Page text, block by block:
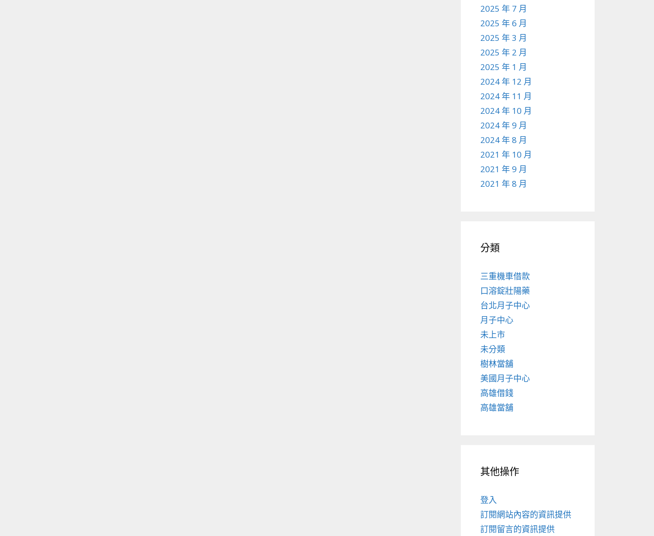
2025 年 7 月
2025 年 6 月
2025 年 3 月
2025 年 2 月
2025 年 1 月
2024 年 12 月
2024 年 11 月
2024 年 10 月
2024 年 9 月
2024 年 8 月
2021 年 10 月
2021 年 9 月
2021 年 8 月
分類
三重機車借款
口溶錠壯陽藥
台北月子中心
月子中心
未上市
未分類
樹林當舖
美國月子中心
高雄借錢
高雄當舖
其他操作
登入
訂閱網站內容的資訊提供
訂閱留言的資訊提供